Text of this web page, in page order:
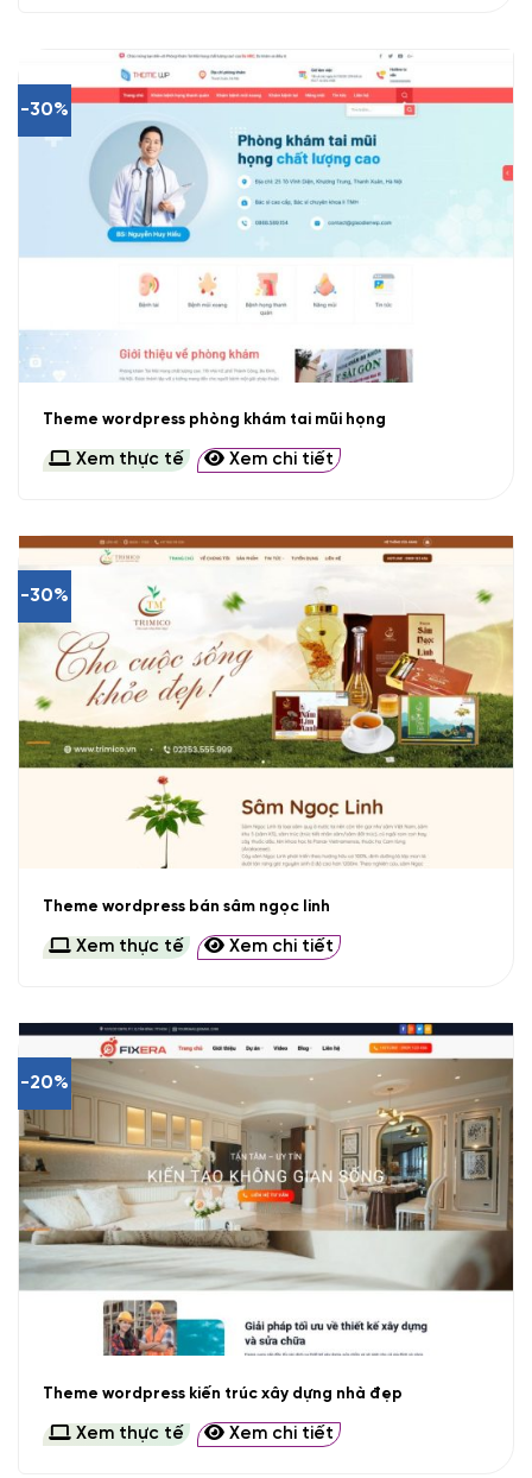
-30%
Theme wordpress phòng khám tai mũi họng
Xem thực tế Xem chi tiết
-30%
Theme wordpress bán sâm ngọc linh
Xem thực tế Xem chi tiết
-20%
Theme wordpress kiến trúc xây dựng nhà đẹp
Xem thực tế Xem chi tiết